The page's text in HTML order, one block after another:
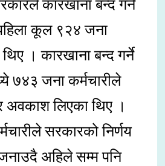
कारखाना बन्द गर्ने
पहिला कूल ९२४ जना
थिए । कारखाना बन्द गर्ने
७४३ जना कर्मचारीले
अवकाश लिएका थिए ।
सरकारको निर्णय
अहिले सम्म पनि